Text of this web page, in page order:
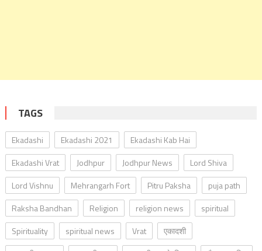
TAGS
Ekadashi Ekadashi 2021
Ekadashi Kab Hai
Ekadashi Vrat
Jodhpur Jodhpur News
Lord Shiva
Lord Vishnu
Mehrangarh Fort Pitru Paksha
puja path
Raksha Bandhan
Religion religion news
spiritual
Spirituality
spiritual news Vrat
एकादशी